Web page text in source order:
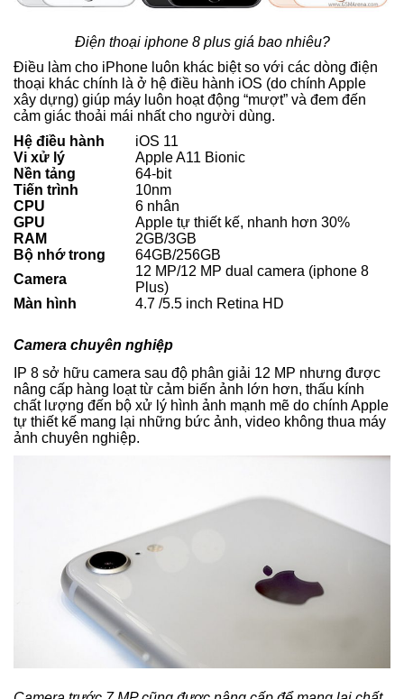
Điện thoại iphone 8 plus giá bao nhiêu?
Điều làm cho iPhone luôn khác biệt so với các dòng điện
thoại khác chính là ở hệ điều hành iOS (do chính Apple
xây dựng) giúp máy luôn hoạt động “mượt” và đem đến
cảm giác thoải mái nhất cho người dùng.
Hệ điều hành
iOS 11
Vi xử lý
Apple A11 Bionic
Nền tảng
64-bit
Tiến trình
10nm
CPU
6 nhân
GPU
Apple tự thiết kế, nhanh hơn 30%
RAM
2GB/3GB
Bộ nhớ trong
64GB/256GB
Camera
12 MP/12 MP dual camera (iphone 8
Plus)
Màn hình
4.7 /5.5 inch Retina HD
Camera chuyên nghiệp
IP 8 sở hữu camera sau độ phân giải 12 MP nhưng được
nâng cấp hàng loạt từ cảm biến ảnh lớn hơn, thấu kính
chất lượng đến bộ xử lý hình ảnh mạnh mẽ do chính Apple
tự thiết kế mang lại những bức ảnh, video không thua máy
ảnh chuyên nghiệp.